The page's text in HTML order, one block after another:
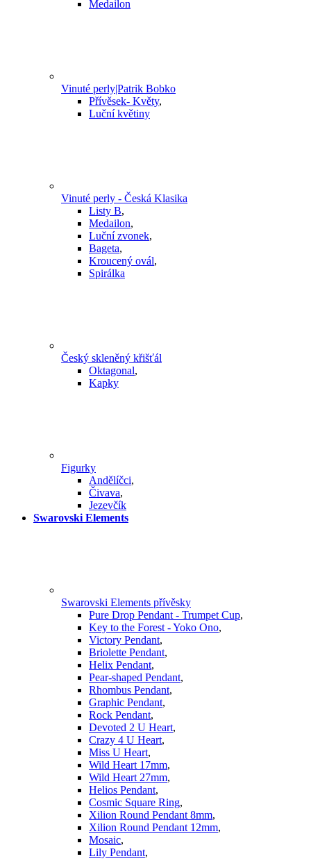
Medailon
Vinuté perly|Patrik Bobko
Přívěsek- Květy,
Luční květiny
Vinuté perly - Česká Klasika
Listy B,
Medailon,
Luční zvonek,
Bageta,
Kroucený ovál,
Spirálka
Český skleněný křišťál
Oktagonal,
Kapky
Figurky
Andělíčci,
Čivava,
Jezevčík
Swarovski Elements
Swarovski Elements přívěsky
Pure Drop Pendant - Trumpet Cup,
Key to the Forest - Yoko Ono,
Victory Pendant,
Briolette Pendant,
Helix Pendant,
Pear-shaped Pendant,
Rhombus Pendant,
Graphic Pendant,
Rock Pendant,
Devoted 2 U Heart,
Crazy 4 U Heart,
Miss U Heart,
Wild Heart 17mm,
Wild Heart 27mm,
Helios Pendant,
Cosmic Square Ring,
Xilion Round Pendant 8mm,
Xilion Round Pendant 12mm,
Mosaic,
Lily Pendant,